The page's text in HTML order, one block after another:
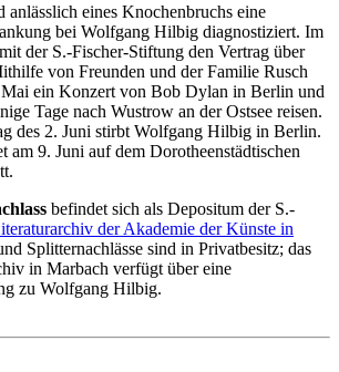
anlässlich eines Knochenbruchs eine
bei Wolfgang Hilbig diagnostiziert. Im
der S.-Fischer-Stiftung den Vertrag über
von Freunden und der Familie Rusch
ein Konzert von Bob Dylan in Berlin und
Tage nach Wustrow an der Ostsee reisen.
des 2. Juni stirbt Wolfgang Hilbig in Berlin.
am 9. Juni auf dem Dorotheenstädtischen
befindet sich als Depositum der S.-
der Akademie der Künste in
Splitternachlässe sind in Privatbesitz; das
in Marbach verfügt über eine
zu Wolfgang Hilbig.